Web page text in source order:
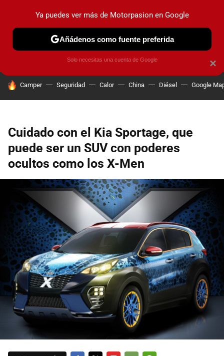
PRUEBAS COCHES ELÉCTRICOS OBSERVATORIO
HOY SE HABLA DE
Camper Seguridad Calor China Diésel Google
Cuidado con el Kia Sportage, que
puede ser un SUV con poderes
ocultos como los X-Men
×
Ya puedes ver más de Motorpasion en Google
Añádenos como fuente preferida
Solo necesitas una cuenta de Google